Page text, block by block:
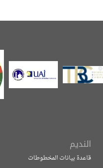
النديم
قاعدة بيانات المخطوطات